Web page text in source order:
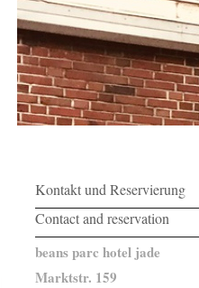
Kontakt und Reservierung
Contact and reservation
beans parc hotel jade
Marktstr. 159